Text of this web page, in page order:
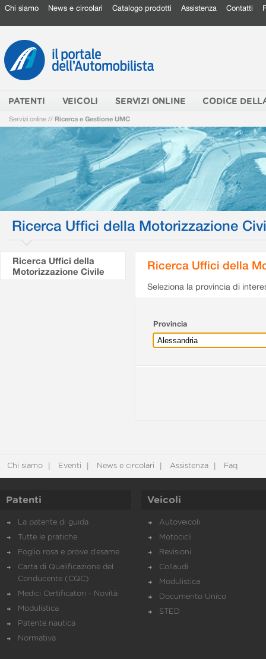
Chi siamo News e circolari Catalogo prodotti Assistenza Contatti
PATENTI VEICOLI SERVIZI ONLINE CODICE
Servizi online // Ricerca e Gestione UMC
Ricerca Uffici della Motorizzazione
Ricerca Uffici della
Motorizzazione Civile
Ricerca Uffici della
Seleziona la provincia di
Provincia
Chi siamo Eventi News e circolari Assistenza Faq
Patenti
La patente di guida
Tutte le pratiche
Foglio rosa e prove d’esame
Carta di Qualificazione del
Conducente (CQC)
Medici Certificatori - Novità
Modulistica
Patente nautica
Normativa
Veicoli
Autoveicoli
Motocicli
Revisioni
Collaudi
Modulistica
Documento Unico
STED